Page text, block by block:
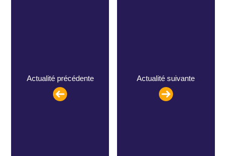
Actualité précédente Actualité suivante